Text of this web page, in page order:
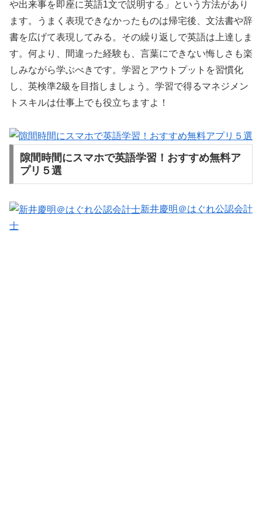
や出来事を即座に英語1文で説明する」という方法があり
ます。うまく表現できなかったものは帰宅後、文法書や辞
書を広げて表現してみる。その繰り返しで英語は上達しま
す。何より、間違った経験も、言葉にできない悔しさも楽
しみながら学ぶべきです。学習とアウトプットを習慣化
し、英検準2級を目指しましょう。学習で得るマネジメン
トスキルは仕事上でも役立ちますよ！
隙間時間にスマホで英語学習！おすすめ無料ア
プリ５選
新井慶明＠はぐれ公認会計
士